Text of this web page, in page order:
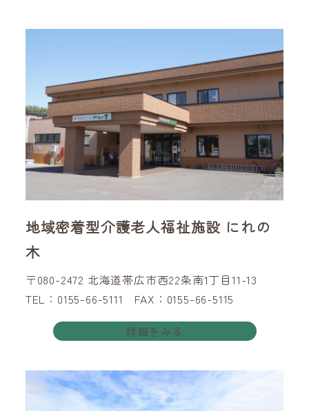
地域密着型介護老人福祉施設 にれの
木
〒080-2472 北海道帯広市西22条南1丁目11-13
TEL：0155-66-5111 FAX：0155-66-5115
詳細をみる